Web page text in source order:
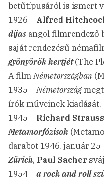
betűtípusáról is ismert
1926 – Alfred
díjas angol filmrendező
saját rendezésű
gyönyörök kertjét(The
A filmNémetországban
1935 –Németország
írók műveinek kiadását.
1945 – Richard Strauss
Metamorfózisok
darabot 1946. január
Zürich, Paul Sacher
1954 –a rock and roll